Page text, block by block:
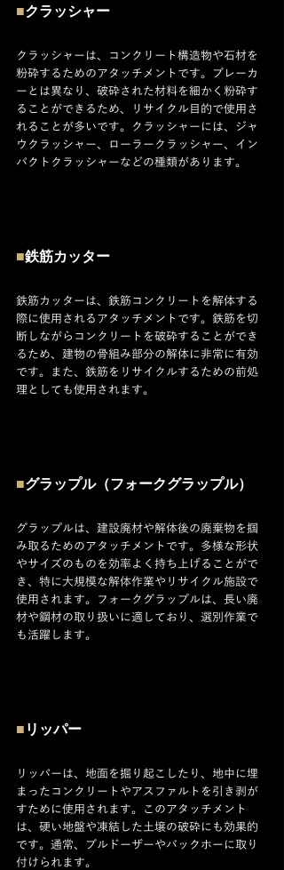
■クラッシャー
クラッシャーは、コンクリート構造物や石材を
粉砕するためのアタッチメントです。ブレーカ
ーとは異なり、破砕された材料を細かく粉砕す
ることができるため、リサイクル目的で使用さ
れることが多いです。クラッシャーには、ジャ
ウクラッシャー、ローラークラッシャー、イン
パクトクラッシャーなどの種類があります。
■鉄筋カッター
鉄筋カッターは、鉄筋コンクリートを解体する
際に使用されるアタッチメントです。鉄筋を切
断しながらコンクリートを破砕することができ
るため、建物の骨組み部分の解体に非常に有効
です。また、鉄筋をリサイクルするための前処
理としても使用されます。
■グラップル（フォークグラップル）
グラップルは、建設廃材や解体後の廃棄物を掴
み取るためのアタッチメントです。多様な形状
やサイズのものを効率よく持ち上げることがで
き、特に大規模な解体作業やリサイクル施設で
使用されます。フォークグラップルは、長い廃
材や鋼材の取り扱いに適しており、選別作業で
も活躍します。
■ リッパー
リッパーは、地面を掘り起こしたり、地中に埋
まったコンクリートやアスファルトを引き剥が
すために使用されます。このアタッチメント
は、硬い地盤や凍結した土壌の破砕にも効果的
です。通常、ブルドーザーやバックホーに取り
付けられます。